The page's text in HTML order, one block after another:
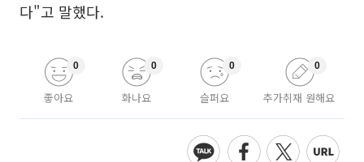
다"고 말했다.
좋아요
0
화나요
0
슬퍼요
0
추가취재 원해요
0